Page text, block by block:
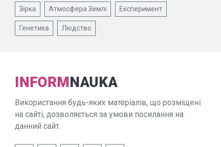
Зірка Атмосфера Землі Експеримент
Генетика Людство
INFORMNAUKA
Використання будь-яких матеріалів, що розміщені
на сайті, дозволяється за умови посилання на
данний сайт.